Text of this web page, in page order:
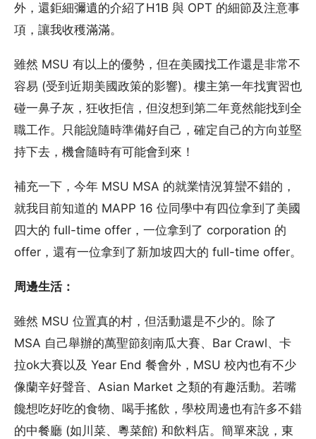
外，還鉅細彌遺的介紹了H1B 與 OPT 的細節及注意事
項，讓我收穫滿滿。
雖然 MSU 有以上的優勢，但在美國找工作還是非常不
容易 (受到近期美國政策的影響)。樓主第一年找實習也
碰一鼻子灰，狂收拒信，但沒想到第二年竟然能找到全
職工作。只能說隨時準備好自己，確定自己的方向並堅
持下去，機會隨時有可能會到來！
補充一下，今年 MSU MSA 的就業情況算蠻不錯的，
就我目前知道的 MAPP 16 位同學中有四位拿到了美國
四大的 full-time offer，一位拿到了 corporation 的
offer，還有一位拿到了新加坡四大的 full-time offer。
周邊生活：
雖然 MSU 位置真的村，但活動還是不少的。除了
MSA 自己舉辦的萬聖節刻南瓜大賽、Bar Crawl、卡
拉ok大賽以及 Year End 餐會外，MSU 校內也有不少
像蘭辛好聲音、Asian Market 之類的有趣活動。若嘴
饞想吃好吃的食物、喝手搖飲，學校周邊也有許多不錯
的中餐廳 (如川菜、粵菜館) 和飲料店。簡單來說，東